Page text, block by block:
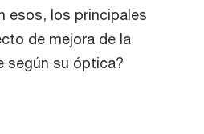
esos, los principales
de mejora de la
según su óptica?